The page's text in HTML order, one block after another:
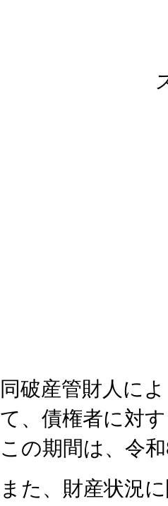
同破産管財人に
て、債権者に対
この期間は、令
また、財産状況